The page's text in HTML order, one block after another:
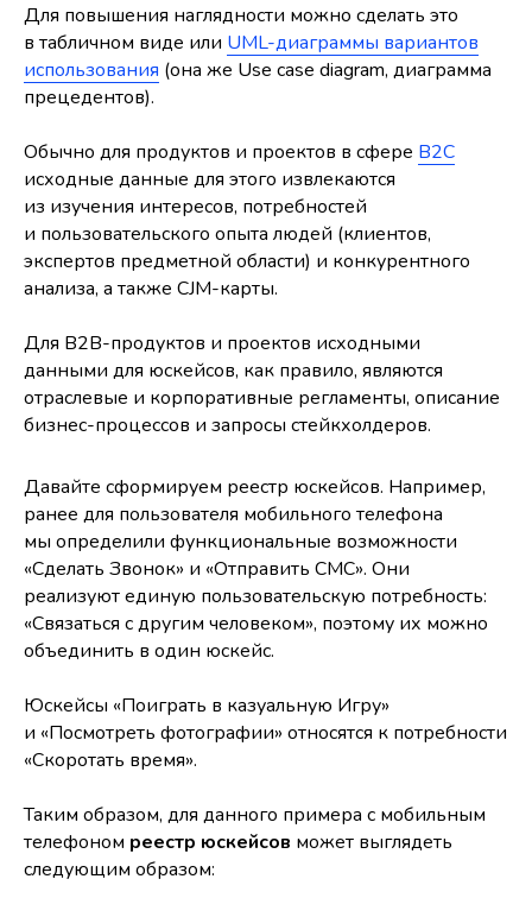
Для повышения наглядности можно сделать это
в табличном виде или UML-диаграммы вариантов
использования (она же Use case diagram, диаграмма
прецедентов).
Обычно для продуктов и проектов в сфере B2C
исходные данные для этого извлекаются
из изучения интересов, потребностей
и пользовательского опыта людей (клиентов,
экспертов предметной области) и конкурентного
анализа, а также CJM-карты.
Для B2B-продуктов и проектов исходными
данными для юскейсов, как правило, являются
отраслевые и корпоративные регламенты, описание
бизнес-процессов и запросы стейкхолдеров.
Давайте сформируем реестр юскейсов. Например,
ранее для пользователя мобильного телефона
мы определили функциональные возможности
«Сделать Звонок» и «Отправить СМС». Они
реализуют единую пользовательскую потребность:
«Связаться с другим человеком», поэтому их можно
объединить в один юскейс.
Юскейсы «Поиграть в казуальную Игру»
и «Посмотреть фотографии» относятся к потребности
«Скоротать время».
Таким образом, для данного примера с мобильным
телефоном реестр юскейсов может выглядеть
следующим образом: